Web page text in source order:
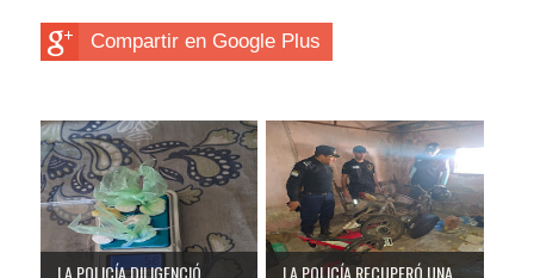
Compartir en Google Plus
LA POLICÍA DILIGENCIÓ LA POLICÍA RECUPERÓ UNA